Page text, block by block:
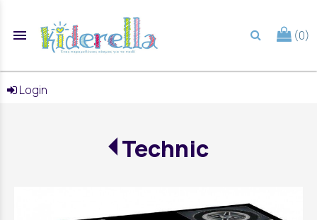
menu (0)
Login
Technic